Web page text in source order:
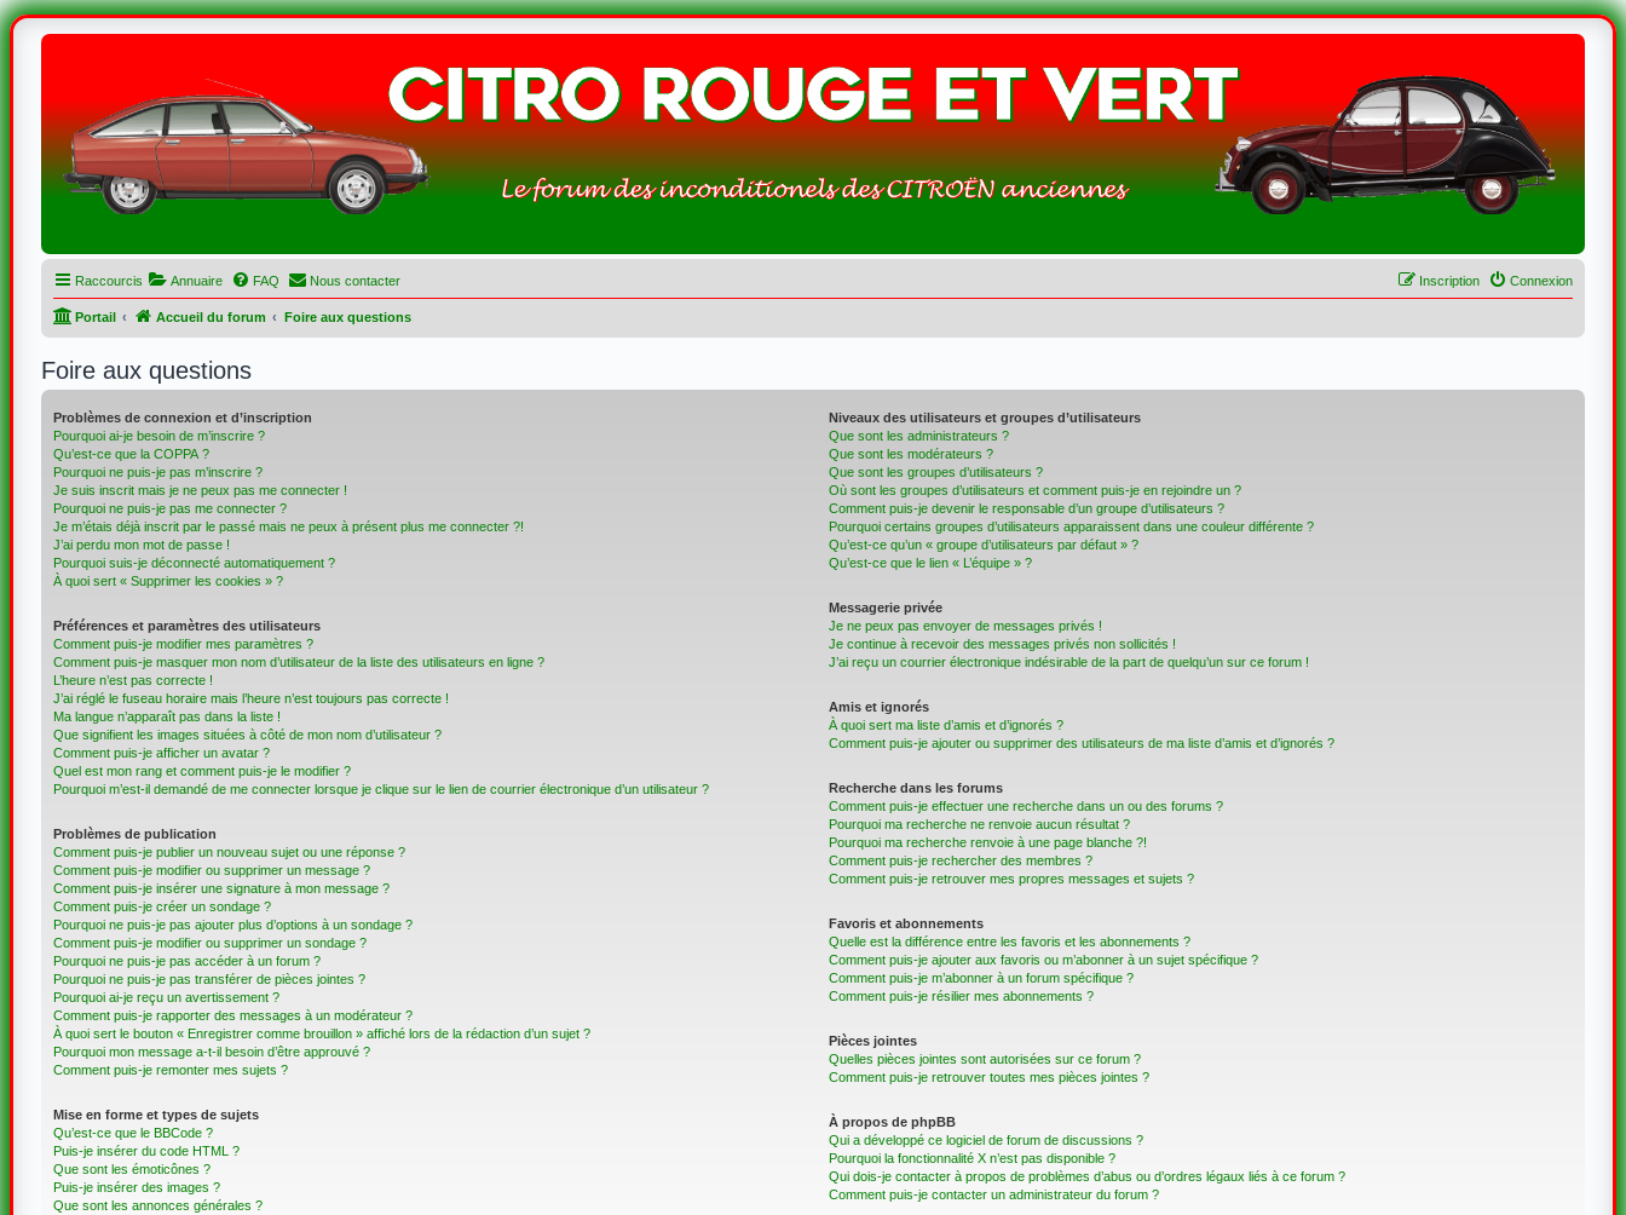
Raccourcis Annuaire FAQ Nous contacter Connexion
Inscription
Portail Accueil du forum Foire aux questions
Foire aux questions
Problèmes de connexion et d’inscription
Pourquoi ai-je besoin de m’inscrire ?
Qu’est-ce que la COPPA ?
Pourquoi ne puis-je pas m’inscrire ?
Je suis inscrit mais je ne peux pas me connecter !
Pourquoi ne puis-je pas me connecter ?
Je m’étais déjà inscrit par le passé mais ne peux à présent plus me connecter ?!
J’ai perdu mon mot de passe !
Pourquoi suis-je déconnecté automatiquement ?
À quoi sert « Supprimer les cookies » ?
Préférences et paramètres des utilisateurs
Comment puis-je modifier mes paramètres ?
Comment puis-je masquer mon nom d’utilisateur de la liste des utilisateurs en ligne ?
L’heure n’est pas correcte !
J’ai réglé le fuseau horaire mais l’heure n’est toujours pas correcte !
Ma langue n’apparaît pas dans la liste !
Que signifient les images situées à côté de mon nom d’utilisateur ?
Comment puis-je afficher un avatar ?
Quel est mon rang et comment puis-je le modifier ?
Pourquoi m’est-il demandé de me connecter lorsque je clique sur le lien de courrier électronique d’un utilisateur ?
Problèmes de publication
Comment puis-je publier un nouveau sujet ou une réponse ?
Comment puis-je modifier ou supprimer un message ?
Comment puis-je insérer une signature à mon message ?
Comment puis-je créer un sondage ?
Pourquoi ne puis-je pas ajouter plus d’options à un sondage ?
Comment puis-je modifier ou supprimer un sondage ?
Pourquoi ne puis-je pas accéder à un forum ?
Pourquoi ne puis-je pas transférer de pièces jointes ?
Pourquoi ai-je reçu un avertissement ?
Comment puis-je rapporter des messages à un modérateur ?
À quoi sert le bouton « Enregistrer comme brouillon » affiché lors de la rédaction d’un sujet ?
Pourquoi mon message a-t-il besoin d’être approuvé ?
Comment puis-je remonter mes sujets ?
Mise en forme et types de sujets
Qu’est-ce que le BBCode ?
Puis-je insérer du code HTML ?
Que sont les émoticônes ?
Puis-je insérer des images ?
Que sont les annonces générales ?
Niveaux des utilisateurs et groupes d’utilisateurs
Que sont les administrateurs ?
Que sont les modérateurs ?
Que sont les groupes d’utilisateurs ?
Où sont les groupes d’utilisateurs et comment puis-je en rejoindre un ?
Comment puis-je devenir le responsable d’un groupe d’utilisateurs ?
Pourquoi certains groupes d’utilisateurs apparaissent dans une couleur différente ?
Qu’est-ce qu’un « groupe d’utilisateurs par défaut » ?
Qu’est-ce que le lien « L’équipe » ?
Messagerie privée
Je ne peux pas envoyer de messages privés !
Je continue à recevoir des messages privés non sollicités !
J’ai reçu un courrier électronique indésirable de la part de quelqu’un sur ce forum !
Amis et ignorés
À quoi sert ma liste d’amis et d’ignorés ?
Comment puis-je ajouter ou supprimer des utilisateurs de ma liste d’amis et d’ignorés ?
Recherche dans les forums
Comment puis-je effectuer une recherche dans un ou des forums ?
Pourquoi ma recherche ne renvoie aucun résultat ?
Pourquoi ma recherche renvoie à une page blanche ?!
Comment puis-je rechercher des membres ?
Comment puis-je retrouver mes propres messages et sujets ?
Favoris et abonnements
Quelle est la différence entre les favoris et les abonnements ?
Comment puis-je ajouter aux favoris ou m’abonner à un sujet spécifique ?
Comment puis-je m’abonner à un forum spécifique ?
Comment puis-je résilier mes abonnements ?
Pièces jointes
Quelles pièces jointes sont autorisées sur ce forum ?
Comment puis-je retrouver toutes mes pièces jointes ?
À propos de phpBB
Qui a développé ce logiciel de forum de discussions ?
Pourquoi la fonctionnalité X n’est pas disponible ?
Qui dois-je contacter à propos de problèmes d’abus ou d’ordres légaux liés à ce forum ?
Comment puis-je contacter un administrateur du forum ?